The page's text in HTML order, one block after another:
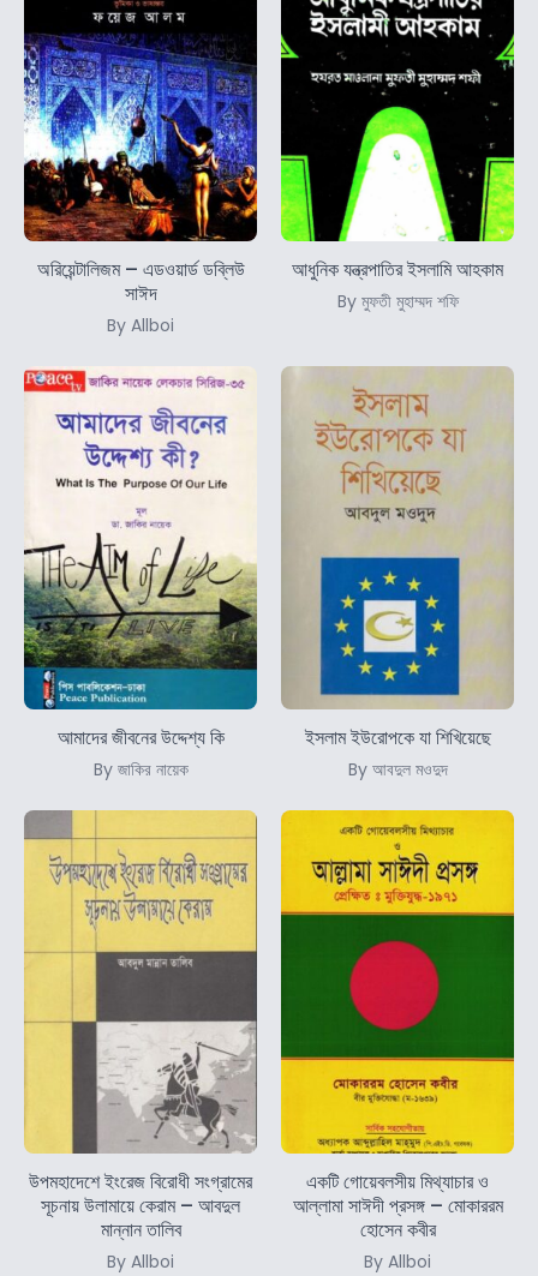
অরিয়েন্টালিজম – এডওয়ার্ড ডব্লিউ
সাঈদ
By Allboi
আধুনিক যন্ত্রপাতির ইসলামি আহকাম
By মুফতী মুহাম্মদ শফি
আমাদের জীবনের উদ্দেশ্য কি
By জাকির নায়েক
ইসলাম ইউরোপকে যা শিখিয়েছে
By আবদুল মওদুদ
উপমহাদেশে ইংরেজ বিরোধী সংগ্রামের
সূচনায় উলামায়ে কেরাম – আবদুল
মান্নান তালিব
By Allboi
একটি গোয়েবলসীয় মিথ্যাচার ও
আল্লামা সাঈদী প্রসঙ্গ – মোকাররম
হোসেন কবীর
By Allboi